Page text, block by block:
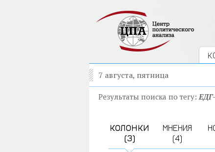
7 августа, пятница
Результаты поиска по тегу:
КОЛОНКИ
(3)
МНЕНИЯ
(4)